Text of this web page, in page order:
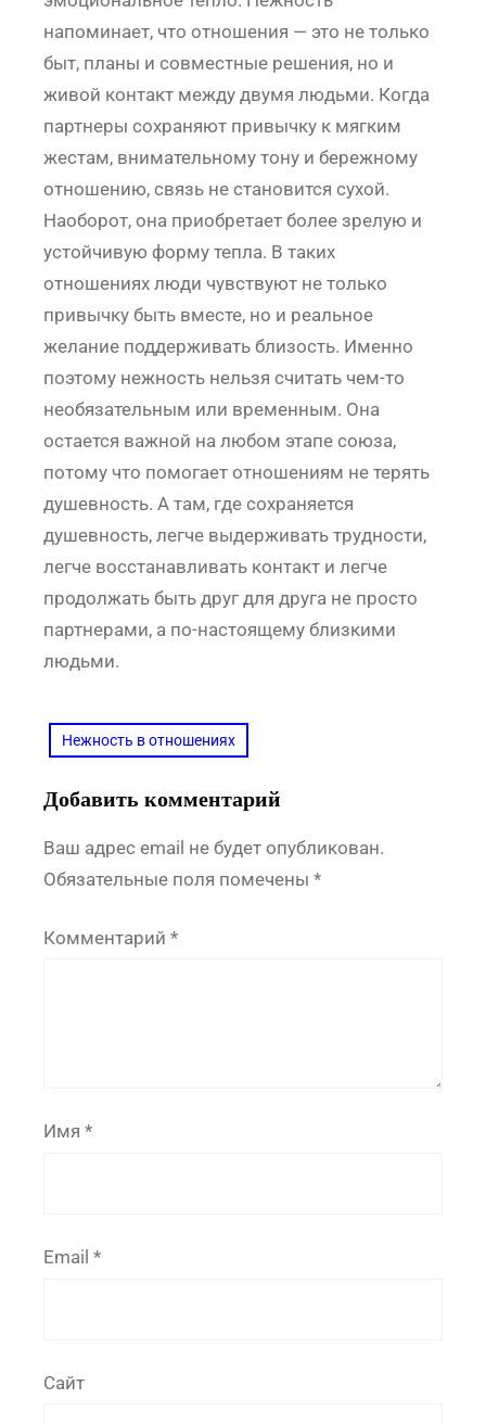
напоминает, что отношения — это не только
быт, планы и совместные решения, но и
живой контакт между двумя людьми. Когда
партнеры сохраняют привычку к мягким
жестам, внимательному тону и бережному
отношению, связь не становится сухой.
Наоборот, она приобретает более зрелую и
устойчивую форму тепла. В таких
отношениях люди чувствуют не только
привычку быть вместе, но и реальное
желание поддерживать близость. Именно
поэтому нежность нельзя считать чем-то
необязательным или временным. Она
остается важной на любом этапе союза,
потому что помогает отношениям не терять
душевность. А там, где сохраняется
душевность, легче выдерживать трудности,
легче восстанавливать контакт и легче
продолжать быть друг для друга не просто
партнерами, а по-настоящему близкими
людьми.
Нежность в отношениях
Добавить комментарий
Ваш адрес email не будет опубликован.
Обязательные поля помечены *
Комментарий *
Имя *
Email *
Сайт